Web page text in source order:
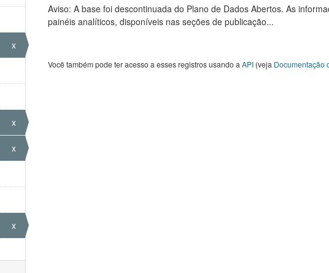
x
x
x
x
Aviso: A base foi descontinuada do Plano de Dados Abertos. As
painéis analíticos, disponíveis nas seções de publicação...
Você também pode ter acesso a esses registros usando a API(veja Documentação